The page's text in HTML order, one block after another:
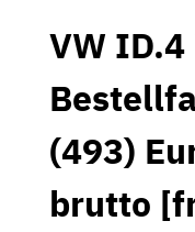
VW
(493)
brutto